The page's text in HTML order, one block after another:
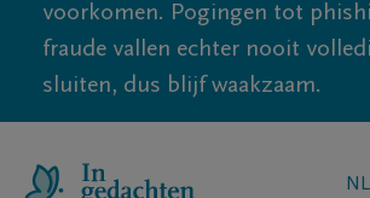
voorkomen. Pogingen tot
fraude vallen echter nooit
sluiten, dus blijf waakzaam.
NL